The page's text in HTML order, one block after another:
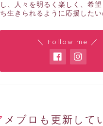
し、人々を明るく楽しく、希
ち生きられるように応援したい
＼ Follow me ／
アメブロも更新して